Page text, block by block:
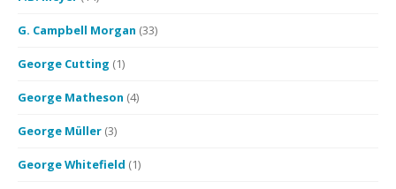
G. Campbell Morgan (33)
George Cutting (1)
George Matheson (4)
George Müller (3)
George Whitefield (1)